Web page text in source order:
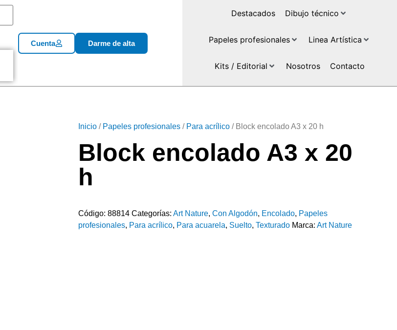
Cuenta Darme de alta
Destacados Dibujo técnico
Papeles profesionales Linea Artística
Kits / Editorial Nosotros Contacto
Inicio / Papeles profesionales / Para acrílico / Block encolado A3 x 20 h
Block encolado A3 x 20
h
Código: 88814 Categorías: Art Nature, Con Algodón, Encolado, Papeles
profesionales, Para acrílico, Para acuarela, Suelto, Texturado Marca: Art Nature